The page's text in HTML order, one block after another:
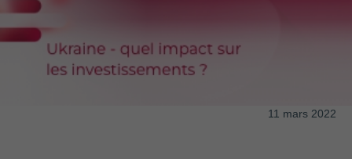
11 mars 2022